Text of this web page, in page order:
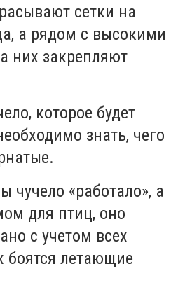
сетки на
а рядом с высокими
них закрепляют
которое будет
знать, чего
чучело «работало», а
для птиц, оно
с учетом всех
боятся летающие